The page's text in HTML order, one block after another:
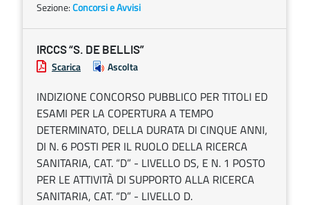
Sezione:Concorsi e Avvisi
IRCCS “S. DE BELLIS”
Scarica Ascolta
INDIZIONE CONCORSO PUBBLICO PER TITOLI ED
ESAMI PER LA COPERTURA A TEMPO
DETERMINATO, DELLA DURATA DI CINQUE ANNI,
DI N. 6 POSTI PER IL RUOLO DELLA RICERCA
SANITARIA, CAT. “D” - LIVELLO DS, E N. 1 POSTO
PER LE ATTIVITÀ DI SUPPORTO ALLA RICERCA
SANITARIA, CAT. “D” - LIVELLO D.